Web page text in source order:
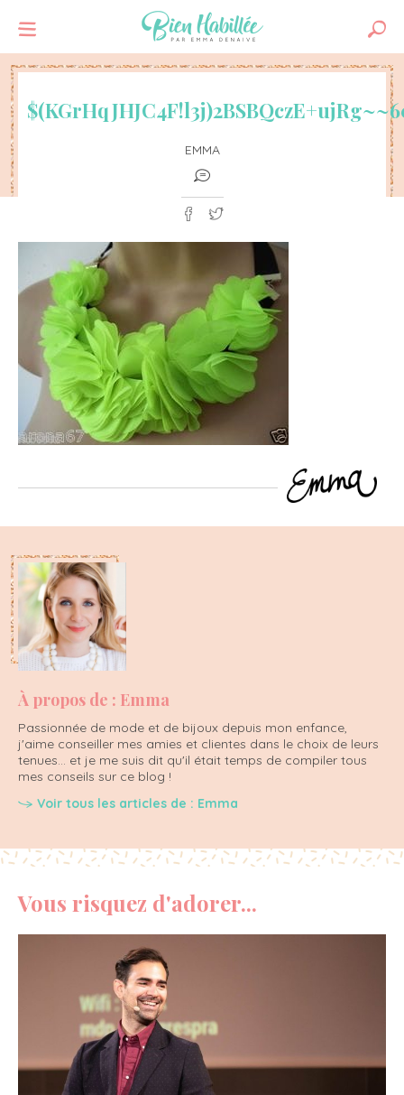
EMMA
À propos de : Emma
Passionnée de mode et de bijoux depuis mon enfance,
j'aime conseiller mes amies et clientes dans le choix de leurs
tenues... et je me suis dit qu'il était temps de compiler tous
mes conseils sur ce blog !
Voir tous les articles de : Emma
Vous risquez d'adorer...